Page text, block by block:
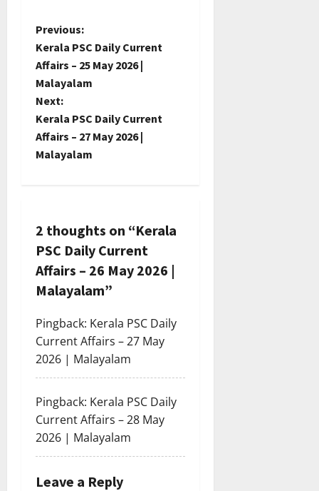
P
o
s
t
n
i
g
a
t
i
o
n
Previous:
Kerala PSC Daily Current
Affairs – 25 May 2026 |
Malayalam
Next:
Kerala PSC Daily Current
Affairs – 27 May 2026 |
Malayalam
2 thoughts on “Kerala
PSC Daily Current
Affairs – 26 May 2026 |
Malayalam”
Pingback: Kerala PSC Daily
Current Affairs – 27 May
2026 | Malayalam
Pingback: Kerala PSC Daily
Current Affairs – 28 May
2026 | Malayalam
Leave a Reply